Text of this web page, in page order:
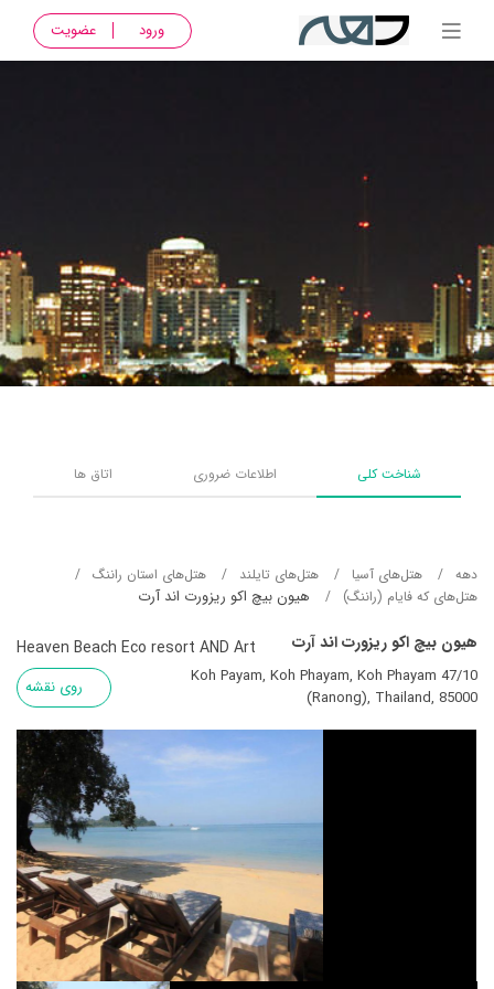
ورود عضویت
شناخت کلی اطلاعات ضروری اتاق ها
دهه هتل‌های آسيا هتل‌های تایلند
هتل‌های استان راننگ
هتل‌های که فایام (راننگ)
هیون بیچ اکو ریزورت اند آرت
هیون بیچ اکو ریزورت اند آرت Heaven Beach Eco resort AND Art
47/10 Koh Payam, Koh Phayam, Koh Phayam
(Ranong), Thailand, 85000
روی نقشه